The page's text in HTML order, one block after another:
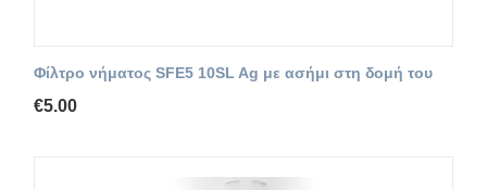
Φίλτρο νήματος SFE5 10SL Ag με ασήμι στη δομή του
€5.00